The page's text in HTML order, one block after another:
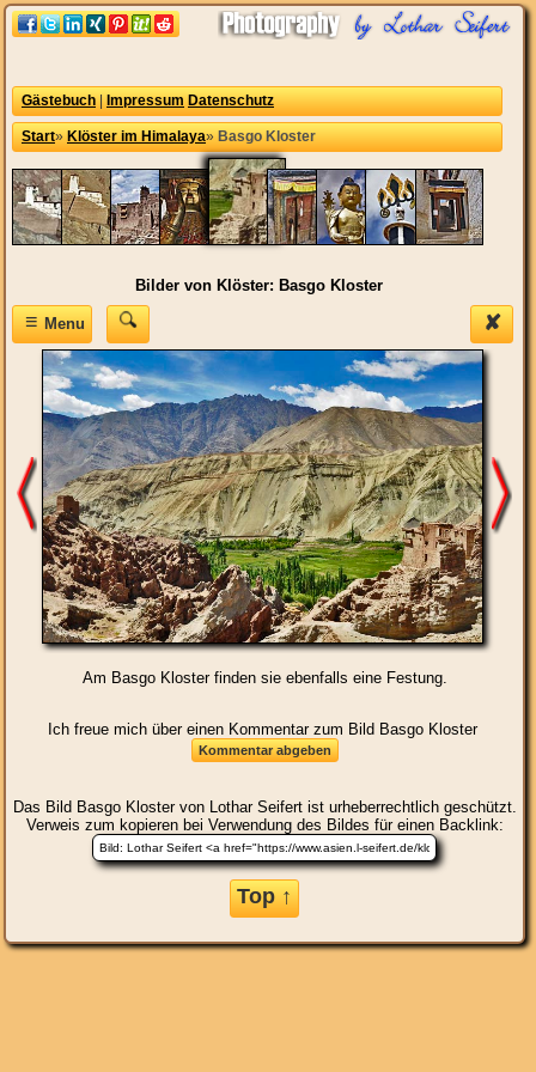
Gästebuch Impressum Datenschutz
Start» Klöster im Himalaya» Basgo Kloster
Bilder von Klöster: Basgo Kloster
✘
≡Menu
Am Basgo Kloster finden sie ebenfalls eine Festung.
Ich freue mich über einen Kommentar zum Bild Basgo Kloster
Das Bild Basgo Klostervon Lothar Seifert ist urheberrechtlich geschützt.
Verweis zum kopieren bei Verwendung des Bildes für einen Backlink:
Top ↑